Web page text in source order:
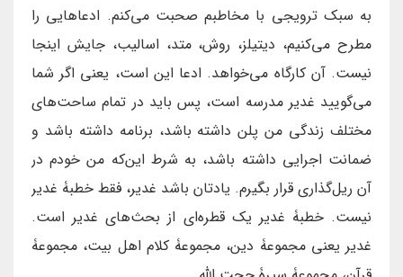
به سبک ترویجی با مخاطبم صحبت می‌کنم. ادعاهایی را
مطرح می‌کنیم، دیتیلز، روش، متد، اسالیب، جایش اینجا
نیست. آن کارگاه می‌خواهد. ادعا این است، یعنی اگر شما
می‌گویید غدیر مدرسه است، پس باید در تمام ساحت‌های
مختلف زندگی من پلن داشته باشد، برنامه داشته باشد و
ضمانت اجرایی داشته باشد، به شرط این‌که من خودم در
آن ریل‌گذاری قرار بگیرم. یادتان باشد غدیر، فقط خطبۀ غدیر
نیست. خطبۀ غدیر یک قطره‌ای از بحث‌های غدیر است.
غدیر یعنی مجموعۀ دین، مجموعۀ کلام اهل بیت، مجموعۀ